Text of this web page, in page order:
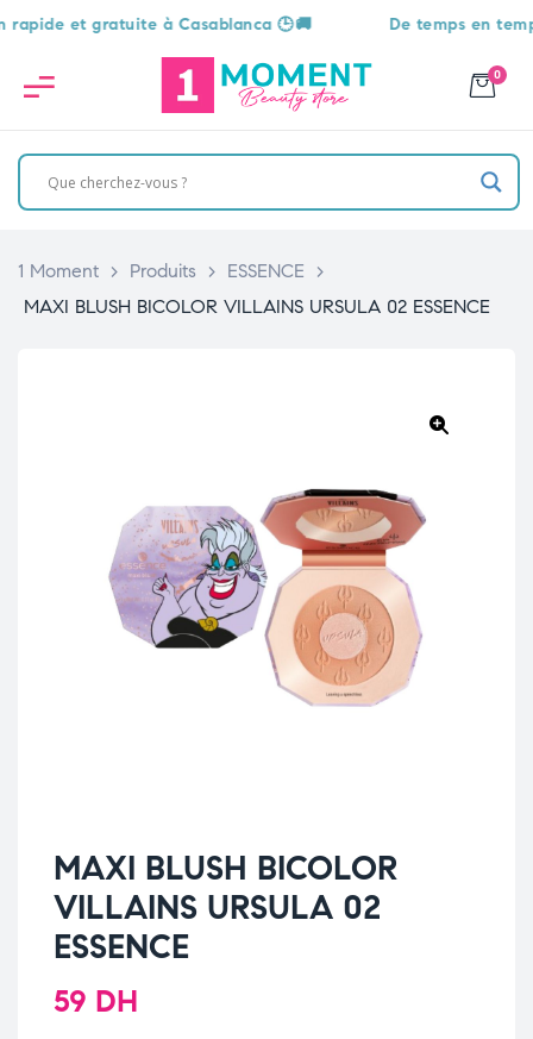
et gratuite à Casablanca 🕒🚚 De temps en temps,
0
1 Moment > Produits > ESSENCE
>
MAXI BLUSH BICOLOR VILLAINS URSULA 02 ESSENCE
MAXI BLUSH BICOLOR
VILLAINS URSULA 02
ESSENCE
59 DH